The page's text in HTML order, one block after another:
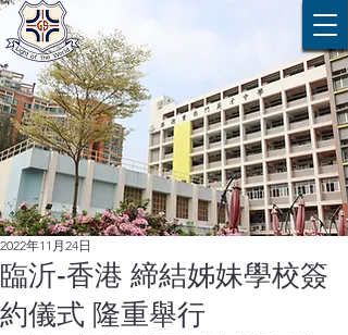
臨沂-香港 締結姊妹學校簽
約儀式 隆重舉行
2022年11月24日